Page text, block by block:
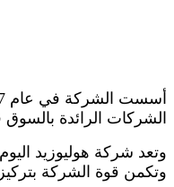
الشركات الرائدة بالسوق
وتكمن قوة الشركة